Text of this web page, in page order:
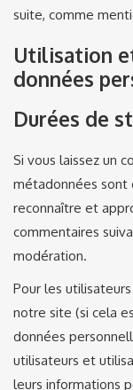
suite, comme
Utilisation
données
Durées de
Si vous laissez un
métadonnées sont
reconnaître et
commentaires
modération.
Pour les
notre site (si cela
données
utilisateurs et
leurs informations